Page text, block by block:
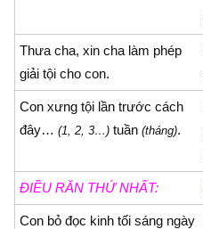
Thưa cha, xin cha làm phép
giải tội cho con.
Con xưng tội lần trước cách
đây… (1, 2, 3…) tuần (tháng).
ÐIỀU RĂN THỨ NHẤT:
Con bỏ đọc kinh tối sáng ngày